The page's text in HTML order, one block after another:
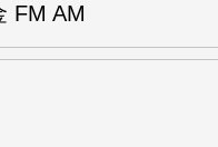
FM AM